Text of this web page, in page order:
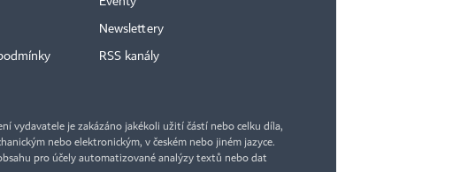
Newslettery
RSS kanály
vydavatele je zakázáno jakékoli užití částí nebo celku díla,
nebo elektronickým, v českém nebo jiném jazyce.
pro účely automatizované analýzy textů nebo dat